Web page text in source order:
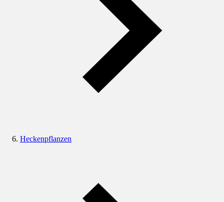
Heckenpflanzen